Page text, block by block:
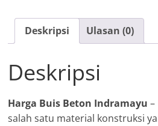
Deskripsi Ulasan (0)
Deskripsi
Harga Buis Beton Indramayu
salah satu material konstruksi